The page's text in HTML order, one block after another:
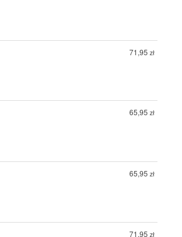
71,95 zł
65,95 zł
65,95 zł
71,95 zł